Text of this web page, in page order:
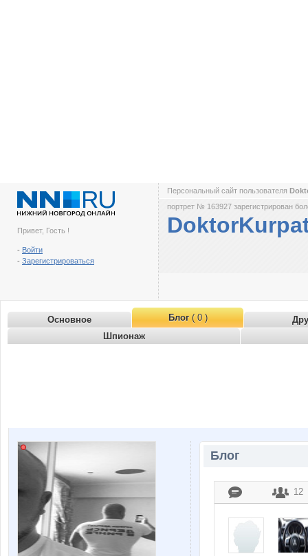
Привет, Гость !
- Войти
- Зарегистрироваться
Персональный сайт пользователя
портрет № 163927 зарегистрирован
Основное Блог( 0 )
Шпионаж
Блог
12